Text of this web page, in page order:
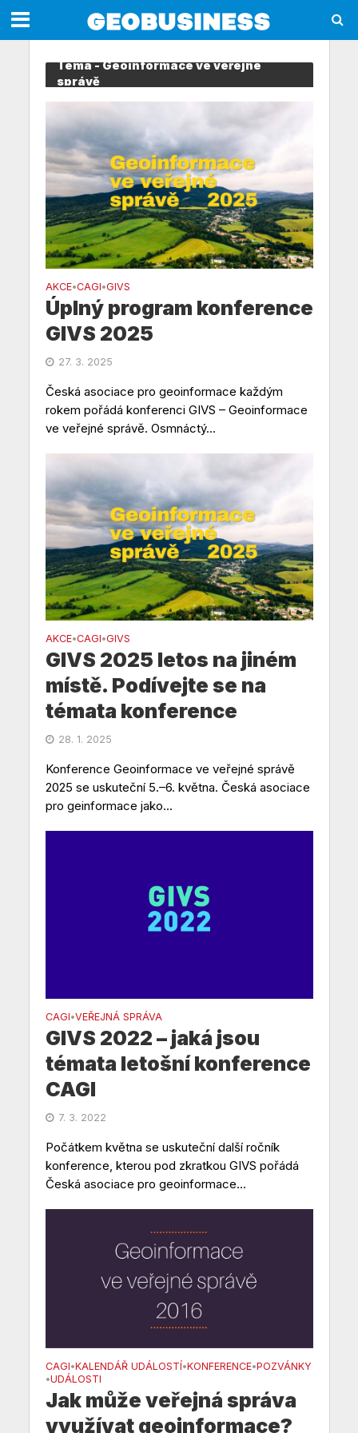
Téma - Geoinformace ve veřejné
správě
AKCE•CAGI•GIVS
Úplný program konference
GIVS 2025
27. 3. 2025
Česká asociace pro geoinformace každým
rokem pořádá konferenci GIVS – Geoinformace
ve veřejné správě. Osmnáctý...
AKCE•CAGI•GIVS
GIVS 2025 letos na jiném
místě. Podívejte se na
témata konference
28. 1. 2025
Konference Geoinformace ve veřejné správě
2025 se uskuteční 5.–6. května. Česká asociace
pro geinformace jako...
CAGI•VEŘEJNÁ SPRÁVA
GIVS 2022 – jaká jsou
témata letošní konference
CAGI
7. 3. 2022
Počátkem května se uskuteční další ročník
konference, kterou pod zkratkou GIVS pořádá
Česká asociace pro geoinformace...
CAGI•KALENDÁŘ UDÁLOSTÍ•KONFERENCE•POZVÁNKY
•UDÁLOSTI
Jak může veřejná správa
využívat geoinformace?